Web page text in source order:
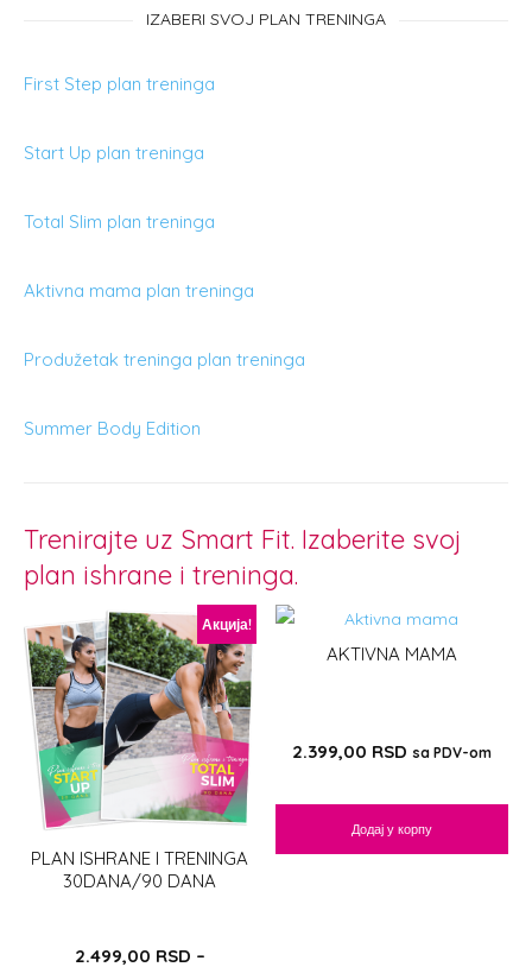
IZABERI SVOJ PLAN TRENINGA
First Step plan treninga
Start Up plan treninga
Total Slim plan treninga
Aktivna mama plan treninga
Produžetak treninga plan treninga
Summer Body Edition
Trenirajte uz Smart Fit. Izaberite svoj
plan ishrane i treninga.
Акција!
PLAN ISHRANE I TRENINGA
30DANA/90 DANA
2.499,00 RSD –
AKTIVNA MAMA
2.399,00 RSD sa PDV-om
Додај у корпу